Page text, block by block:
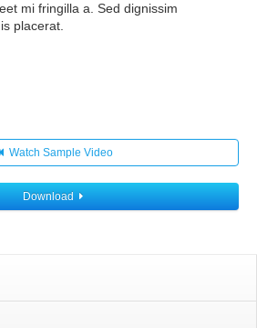
mi fringilla a. Sed dignissim
placerat.
Watch Sample Video
Download